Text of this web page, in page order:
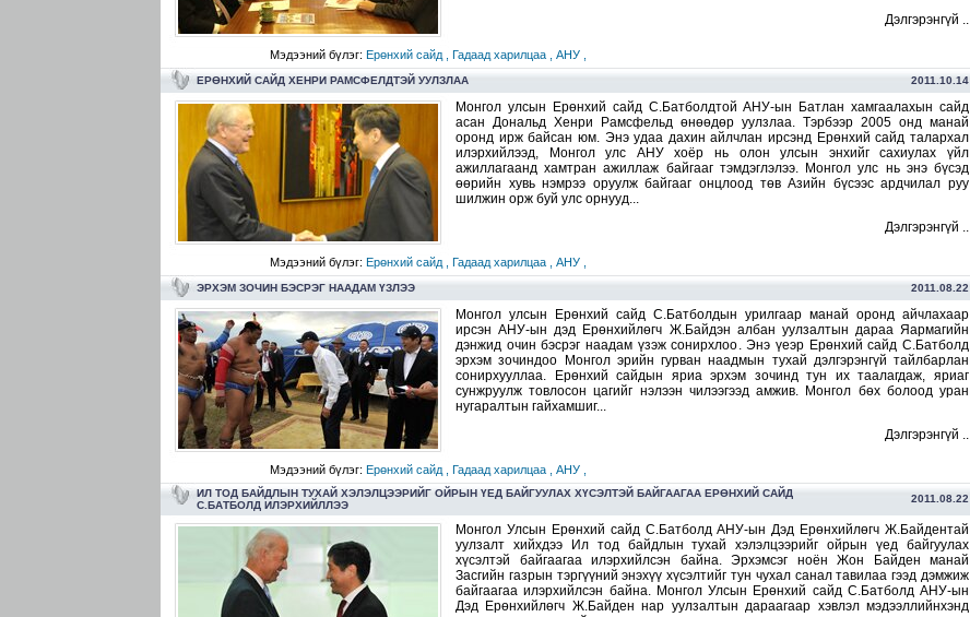
Дэлгэрэнгүй ..
Мэдээний бүлэг: Ерөнхий сайд , Гадаад харилцаа , АНУ ,
ЕРӨНХИЙ САЙД ХЕНРИ РАМСФЕЛДТЭЙ УУЛЗЛАА 2011.10.14
Монгол улсын Ерөнхий сайд С.Батболдтой АНУ-ын Батлан хамгаалахын сайд
асан Дональд Хенри Рамсфельд өнөөдөр уулзлаа. Тэрбээр 2005 онд манай
оронд ирж байсан юм. Энэ удаа дахин айлчлан ирсэнд Ерөнхий сайд талархал
илэрхийлээд, Монгол улс АНУ хоёр нь олон улсын энхийг сахиулах үйл
ажиллагаанд хамтран ажиллаж байгааг тэмдэглэлээ. Монгол улс нь энэ бүсэд
өөрийн хувь нэмрээ оруулж байгааг онцлоод төв Азийн бүсээс ардчилал руу
шилжин орж буй улс орнууд...
Дэлгэрэнгүй ..
Мэдээний бүлэг: Ерөнхий сайд , Гадаад харилцаа , АНУ ,
ЭРХЭМ ЗОЧИН БЭСРЭГ НААДАМ ҮЗЛЭЭ 2011.08.22
Монгол улсын Ерөнхий сайд С.Батболдын урилгаар манай оронд айчлахаар
ирсэн АНУ-ын дэд Ерөнхийлөгч Ж.Байдэн албан уулзалтын дараа Яармагийн
дэнжид очин бэсрэг наадам үзэж сонирхлоо. Энэ үеэр Ерөнхий сайд С.Батболд
эрхэм зочиндоо Монгол эрийн гурван наадмын тухай дэлгэрэнгүй тайлбарлан
сонирхууллаа. Ерөнхий сайдын яриа эрхэм зочинд тун их таалагдаж, яриаг
сунжруулж товлосон цагийг нэлээн чилээгээд амжив. Монгол бөх болоод уран
нугаралтын гайхамшиг...
Дэлгэрэнгүй ..
Мэдээний бүлэг: Ерөнхий сайд , Гадаад харилцаа , АНУ ,
ИЛ ТОД БАЙДЛЫН ТУХАЙ ХЭЛЭЛЦЭЭРИЙГ ОЙРЫН ҮЕД БАЙГУУЛАХ ХҮСЭЛТЭЙ БАЙГААГАА ЕРӨНХИЙ САЙД
С.БАТБОЛД ИЛЭРХИЙЛЛЭЭ
2011.08.22
Монгол Улсын Ерөнхий сайд С.Батболд АНУ-ын Дэд Ерөнхийлөгч Ж.Байдентай
уулзалт хийхдээ Ил тод байдлын тухай хэлэлцээрийг ойрын үед байгуулах
хүсэлтэй байгаагаа илэрхийлсэн байна. Эрхэмсэг ноён Жон Байден манай
Засгийн газрын тэргүүний энэхүү хүсэлтийг тун чухал санал тавилаа гээд дэмжиж
байгаагаа илэрхийлсэн байна. Монгол Улсын Ерөнхий сайд С.Батболд АНУ-ын
Дэд Ерөнхийлөгч Ж.Байден нар уулзалтын дараагаар хэвлэл мэдээллийнхэнд